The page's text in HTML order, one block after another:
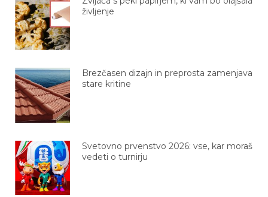
življenje
Brezčasen dizajn in preprosta zamenjava
stare kritine
Svetovno prvenstvo 2026: vse, kar moraš
vedeti o turnirju